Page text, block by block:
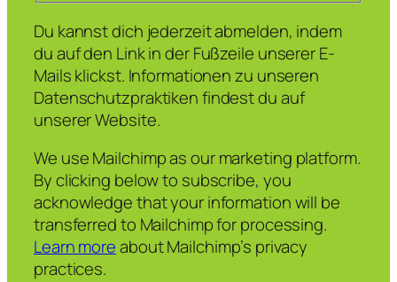
Du kannst dich jederzeit abmelden, indem
du auf den Link in der Fußzeile unserer E-
Mails klickst. Informationen zu unseren
Datenschutzpraktiken findest du auf
unserer Website.
We use Mailchimp as our marketing platform.
By clicking below to subscribe, you
acknowledge that your information will be
transferred to Mailchimp for processing.
Learn moreabout Mailchimp’s privacy
practices.